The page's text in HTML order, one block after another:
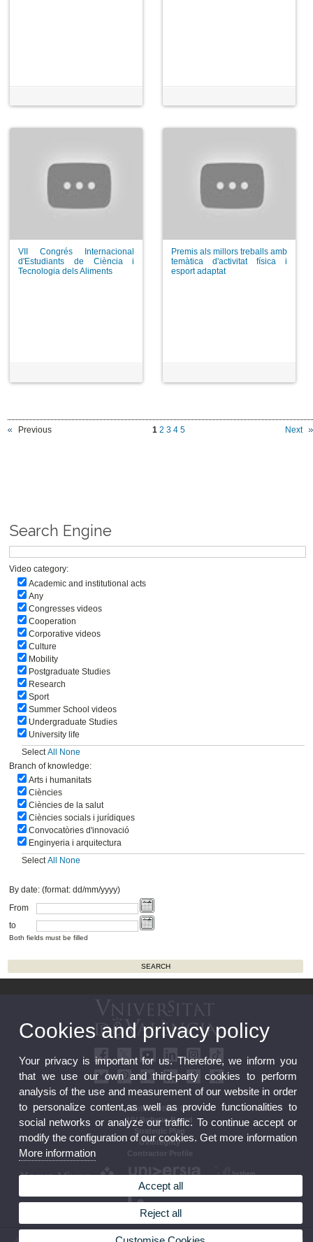
VII Congrés Internacional
d'Estudiants de Ciència i
Tecnologia dels Aliments
Premis als millors treballs amb
temàtica d'activitat física i
esport adaptat
Previous 1 2 3 4 5 Next
Search Engine
Video category:
Academic and institutional acts
Any
Congresses videos
Cooperation
Corporative videos
Culture
Mobility
Postgraduate Studies
Research
Sport
Summer School videos
Undergraduate Studies
University life
SelectAll None
Branch of knowledge:
Arts i humanitats
Ciències
Ciències de la salut
Ciències socials i jurídiques
Convocatòries d'innovació
Enginyeria i arquitectura
SelectAll None
By date: (format: dd/mm/yyyy)
From
to
Both fields must be filled
Online Office UV
UV Bulletin Board
Strategic Plan
UVintegrity
Contractor Profile
© 2026 UV. - Av. Blasco Ibáñez, 13. 46010 Valencia. Spain. UV phone +34 963 86 41 00
Cookies and privacy policy
Your privacy is important for us. Therefore, we inform you
that we use our own and third-party cookies to perform
analysis of the use and measurement of our website in order
to personalize content,as well as provide functionalities to
social networks or analyze our traffic. To continue accept or
modify the configuration of our cookies. Get more information
More information
Accept all
Reject all